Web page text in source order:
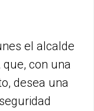
el alcalde
que, con una
desea una